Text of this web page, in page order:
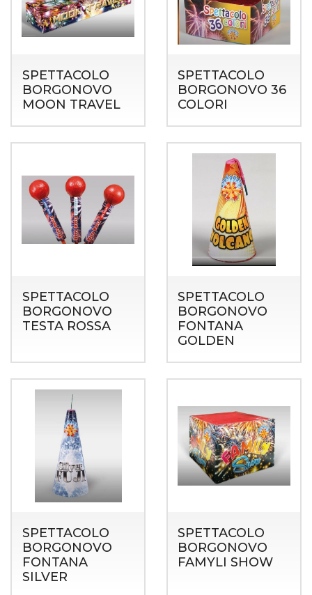
SPETTACOLO
BORGONOVO
MOON TRAVEL
SPETTACOLO
BORGONOVO 36
COLORI
SPETTACOLO
BORGONOVO
TESTA ROSSA
SPETTACOLO
BORGONOVO
FONTANA
GOLDEN
SPETTACOLO
BORGONOVO
FONTANA
SILVER
SPETTACOLO
BORGONOVO
FAMYLI SHOW